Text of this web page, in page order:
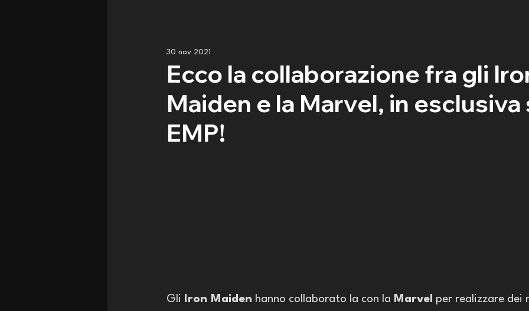
Ecco la collaborazione fra gli
Maiden e la Marvel, in esclusiva
EMP!
30 nov 2021
Gli Iron Maiden hanno collaborato la con la Marvel per realizzare dei